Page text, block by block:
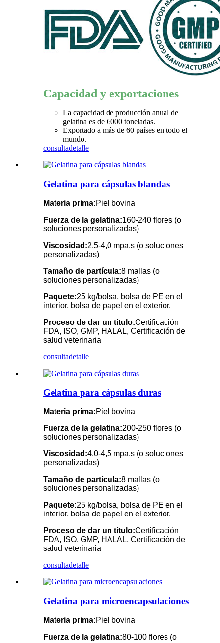
Capacidad y exportaciones
La capacidad de producción anual de
gelatina es de 6000 toneladas.
Exportado a más de 60 países en todo el
mundo.
consultadetalle
Gelatina para cápsulas blandas
Materia prima:Piel bovina
Fuerza de la gelatina:160-240 flores (o
soluciones personalizadas)
Viscosidad:2,5-4,0 mpa.s (o soluciones
personalizadas)
Tamaño de partícula:8 mallas (o
soluciones personalizadas)
Paquete:25 kg/bolsa, bolsa de PE en el
interior, bolsa de papel en el exterior.
Proceso de dar un título:Certificación
FDA, ISO, GMP, HALAL, Certificación de
salud veterinaria
consultadetalle
Gelatina para cápsulas duras
Materia prima:Piel bovina
Fuerza de la gelatina:200-250 flores (o
soluciones personalizadas)
Viscosidad:4,0-4,5 mpa.s (o soluciones
personalizadas)
Tamaño de partícula:8 mallas (o
soluciones personalizadas)
Paquete:25 kg/bolsa, bolsa de PE en el
interior, bolsa de papel en el exterior.
Proceso de dar un título:Certificación
FDA, ISO, GMP, HALAL, Certificación de
salud veterinaria
consultadetalle
Gelatina para microencapsulaciones
Materia prima:Piel bovina
Fuerza de la gelatina:80-100 flores (o